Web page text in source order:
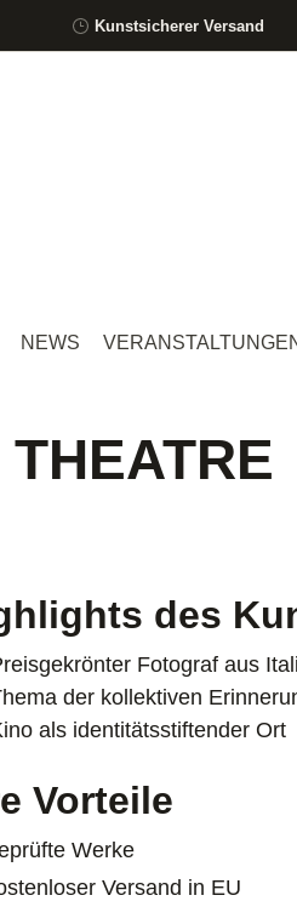
Kunstsicherer Versand
NEWS
des
Fotograf aus
der kollektiven
als identitätsstiftender Ort
Vorteile
Werke
Versand in EU